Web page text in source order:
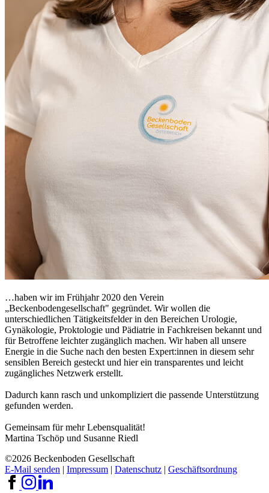
…haben wir im Frühjahr 2020 den Verein
„Beckenbodengesellschaft" gegründet. Wir wollen die
unterschiedlichen Tätigkeitsfelder in den Bereichen Urologie,
Gynäkologie, Proktologie und Pädiatrie in Fachkreisen bekannt und
für Betroffene leichter zugänglich machen. Wir haben all unsere
Energie in die Suche nach den besten Expert:innen in diesem sehr
sensiblen Bereich gesteckt und hier ein transparentes und leicht
zugängliches Netzwerk erstellt.
Dadurch kann rasch und unkompliziert die passende Unterstützung
gefunden werden.
Gemeinsam für mehr Lebensqualität!
Martina Tschöp und Susanne Riedl
©2026 Beckenboden Gesellschaft
E-Mail senden
Impressum Datenschutz Geschäftsordnung